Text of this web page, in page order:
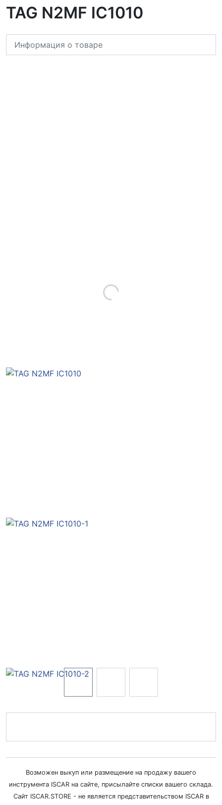
TAG N2MF IC1010
Информация о товаре
Возможен выкуп или размещение на продажу вашего
инструмента ISCAR на сайте, присылайте списки вашего склада.
Сайт ISCAR.STORE - не является представительством ISCAR в